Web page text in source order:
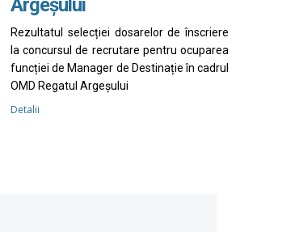
Rezultatul selecției dosarelor de înscriere
la concursul de recrutare pentru ocuparea
funcției de Manager de Destinație în cadrul
OMD Regatul Argeșului
Detalii